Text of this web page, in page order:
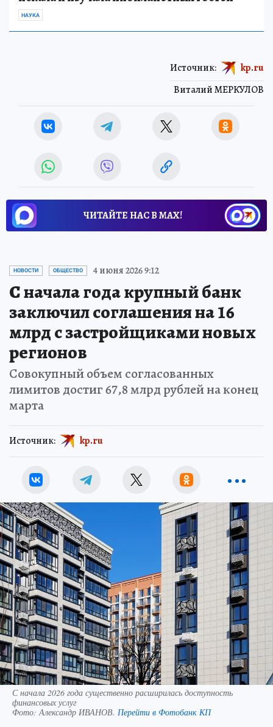
НАУКА
Виталий МЕРКУЛОВ
Источник: kp.ru
ЧИТАЙТЕ НАС В МАХ!
НОВОСТИ ОБЩЕСТВО 4 июня 2026 9:12
С начала года крупный банк
заключил соглашения на 16
млрд с застройщиками новых
регионов
Совокупный объем согласованных
лимитов достиг 67,8 млрд рублей на конец
марта
Источник: kp.ru
С начала 2026 года существенно расширилась доступность
финансовых услуг
Фото:Александр ИВАНОВ. Перейти в Фотобанк КП